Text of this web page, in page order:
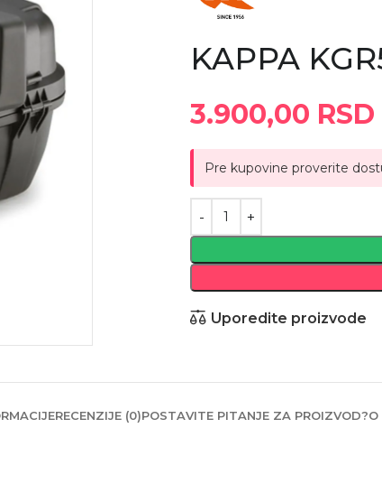
KAPPA
3.900,00 RSD
Pre kupovine proverite
Uporedite proizvode
RECENZIJE (0)POSTAVITE PITANJE ZA PROIZVOD?O